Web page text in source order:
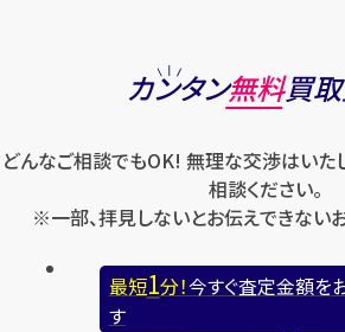
カンタン無料買
どんなご相談でもOK! 無理な交渉はいた
相談ください。
※一部、拝見しないとお伝えできない
最短1分！今すぐ査定金額を
す